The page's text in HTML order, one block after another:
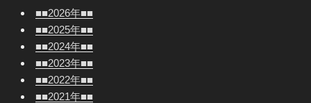
■■2026年■■
■■2025年■■
■■2024年■■
■■2023年■■
■■2022年■■
■■2021年■■